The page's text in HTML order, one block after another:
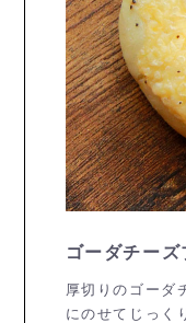
ゴーダチー
厚切りのゴーダ
にのせてじっく